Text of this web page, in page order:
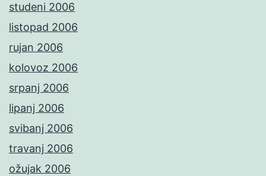
studeni 2006
listopad 2006
rujan 2006
kolovoz 2006
srpanj 2006
lipanj 2006
svibanj 2006
travanj 2006
ožujak 2006